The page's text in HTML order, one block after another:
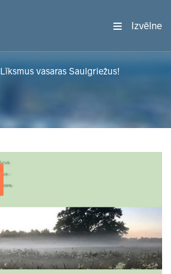
Izvēlne
Līksmus vasaras Saulgriežus!